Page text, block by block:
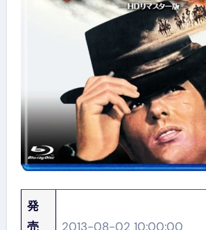
発
売
2013-08-02 10:00:00